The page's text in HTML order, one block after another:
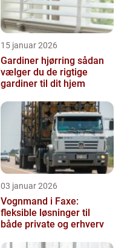
15 januar 2026
Gardiner hjørring sådan
vælger du de rigtige
gardiner til dit hjem
03 januar 2026
Vognmand i Faxe:
fleksible løsninger til
både private og erhverv